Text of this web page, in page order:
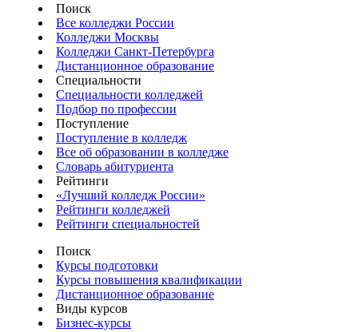
Поиск
Все колледжи России
Колледжи Москвы
Колледжи Санкт-Петербурга
Дистанционное образование
Специальности
Специальности колледжей
Подбор по профессии
Поступление
Поступление в колледж
Все об образовании в колледже
Словарь абитуриента
Рейтинги
«Лучший колледж России»
Рейтинги колледжей
Рейтинги специальностей
Поиск
Курсы подготовки
Курсы повышения квалификации
Дистанционное образование
Виды курсов
Бизнес-курсы